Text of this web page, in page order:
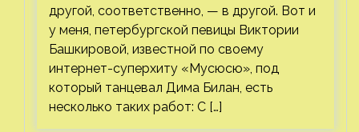
другой, соответственно, — в другой. Вот и
у меня, петербургской певицы Виктории
Башкировой, известной по своему
интернет-суперхиту «Мусюсю», под
который танцевал Дима Билан, есть
несколько таких работ: С […]